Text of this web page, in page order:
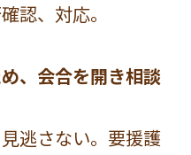
認、対応。
、会合を開き相談
逃さない。要援護